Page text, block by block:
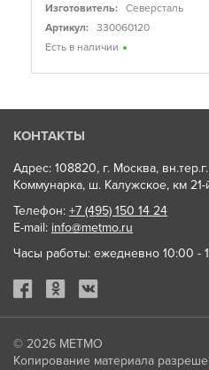
Изготовитель:
Северсталь
Артикул:
330060120
Есть в наличии
КОНТАКТЫ
Адрес: 108820, г. Москва,
Коммунарка, ш. Калужское, км
Телефон: +7 (495) 150 14 24
E-mail: info@metmo.ru
Часы работы: ежедневно 10:00 -
© 2026 МЕТМО
Копирование материала